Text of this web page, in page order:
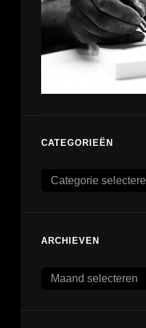
CATEGORIEËN
Categorieën
ARCHIEVEN
Archieven